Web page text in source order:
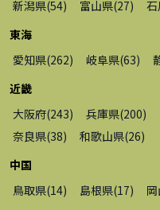
新潟県(54) 富山県(27)
東海
愛知県(262) 岐阜県(63)
近畿
大阪府(243) 兵庫県(200)
奈良県(38) 和歌山県(26)
中国
鳥取県(14) 島根県(17)